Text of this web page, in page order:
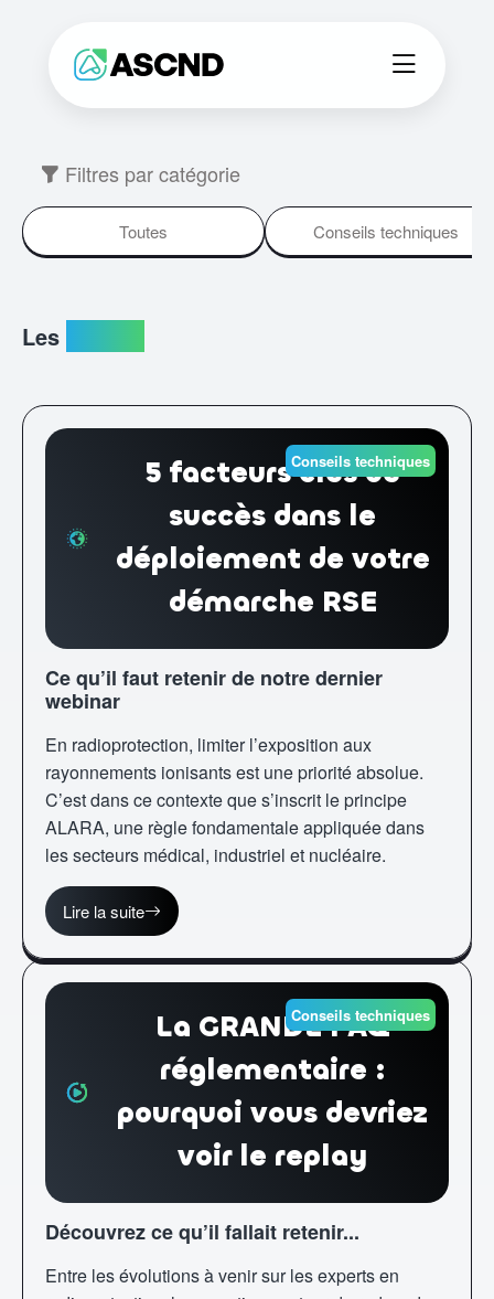
Filtres par catégorie
Toutes Conseils techniques
Les
Conseils techniques
5 facteurs clés de
succès dans le
déploiement de votre
démarche RSE
Ce qu’il faut retenir de notre dernier
webinar
En radioprotection, limiter l’exposition aux
rayonnements ionisants est une priorité absolue.
C’est dans ce contexte que s’inscrit le principe
ALARA, une règle fondamentale appliquée dans
les secteurs médical, industriel et nucléaire.
Lire la suite
Conseils techniques
La GRANDE FAQ
réglementaire :
pourquoi vous devriez
voir le replay
Découvrez ce qu’il fallait retenir...
Entre les évolutions à venir sur les experts en